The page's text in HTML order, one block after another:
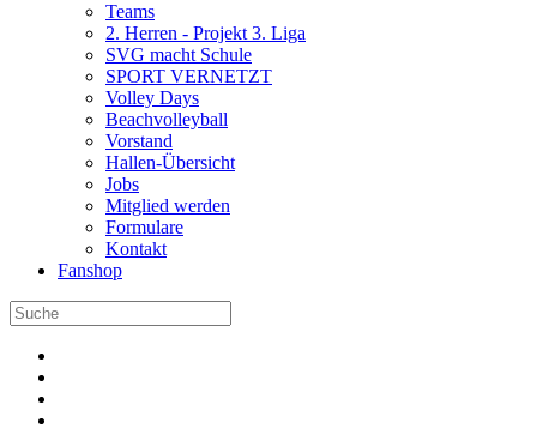
Teams
2. Herren - Projekt 3. Liga
SVG macht Schule
SPORT VERNETZT
Volley Days
Beachvolleyball
Vorstand
Hallen-Übersicht
Jobs
Mitglied werden
Formulare
Kontakt
Fanshop